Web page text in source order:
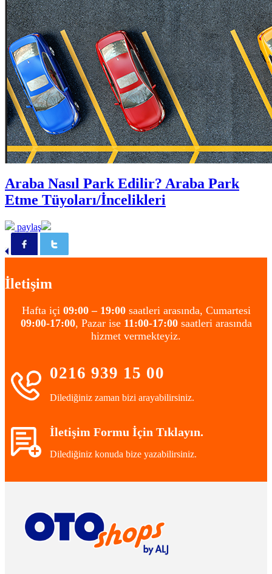
Araba Nasıl Park Edilir? Araba Park
Etme Tüyoları/İncelikleri
paylaş
İletişim
Hafta içi 09:00 – 19:00saatleri arasında, Cumartesi
09:00-17:00, Pazar ise 11:00-17:00saatleri arasında
hizmet vermekteyiz.
0216 939 15 00
Dilediğiniz zaman bizi arayabilirsiniz.
İletişim Formu İçin Tıklayın.
Dilediğiniz konuda bize yazabilirsiniz.